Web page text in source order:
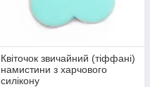
Квіточок звичайний (тіффані)
намистини з харчового
силікону